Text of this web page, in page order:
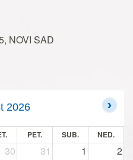
NOVI SAD
2026
PET. SUB. NED.
30 31 1 2